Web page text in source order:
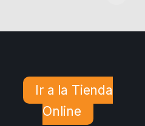
Ir a la Tienda
Online